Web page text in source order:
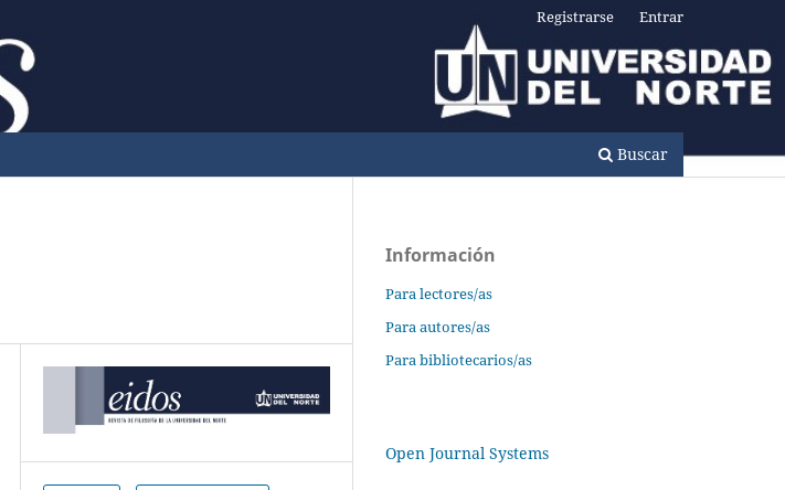
Buscar
Registrarse Entrar
Información
Para lectores/as
Para autores/as
Para bibliotecarios/as
Open Journal Systems